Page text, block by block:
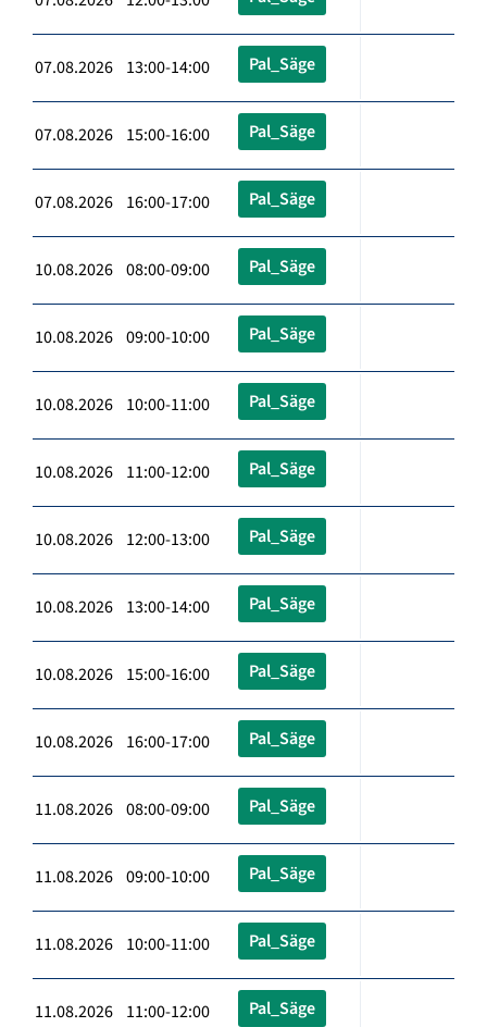
07.08.2026 13:00-14:00 Pal_Säge
07.08.2026 15:00-16:00 Pal_Säge
07.08.2026 16:00-17:00 Pal_Säge
10.08.2026 08:00-09:00 Pal_Säge
10.08.2026 09:00-10:00 Pal_Säge
10.08.2026 10:00-11:00 Pal_Säge
10.08.2026 11:00-12:00 Pal_Säge
10.08.2026 12:00-13:00 Pal_Säge
10.08.2026 13:00-14:00 Pal_Säge
10.08.2026 15:00-16:00 Pal_Säge
10.08.2026 16:00-17:00 Pal_Säge
11.08.2026 08:00-09:00 Pal_Säge
11.08.2026 09:00-10:00 Pal_Säge
11.08.2026 10:00-11:00 Pal_Säge
11.08.2026 11:00-12:00 Pal_Säge